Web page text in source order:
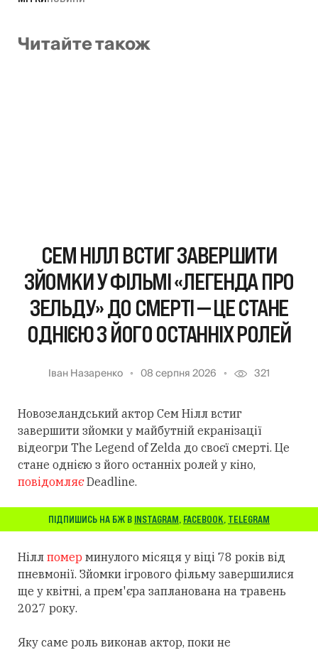
Читайте також
СЕМ НІЛЛ ВСТИГ ЗАВЕРШИТИ
ЗЙОМКИ У ФІЛЬМІ «ЛЕГЕНДА ПРО
ЗЕЛЬДУ» ДО СМЕРТІ — ЦЕ СТАНЕ
ОДНІЄЮ З ЙОГО ОСТАННІХ РОЛЕЙ
Іван Назаренко 08 серпня 2026 321
Новозеландський актор Сем Нілл встиг
завершити зйомки у майбутній екранізації
відеогри The Legend of Zelda до своєї смерті. Це
стане однією з його останніх ролей у кіно,
повідомляєDeadline.
ПІДПИШИСЬ НА БЖ В INSTAGRAM, FACEBOOK, TELEGRAM
Нілл помер минулого місяця у віці 78 років від
пневмонії. Зйомки ігрового фільму завершилися
ще у квітні, а прем'єра запланована на травень
2027 року.
Яку саме роль виконав актор, поки не